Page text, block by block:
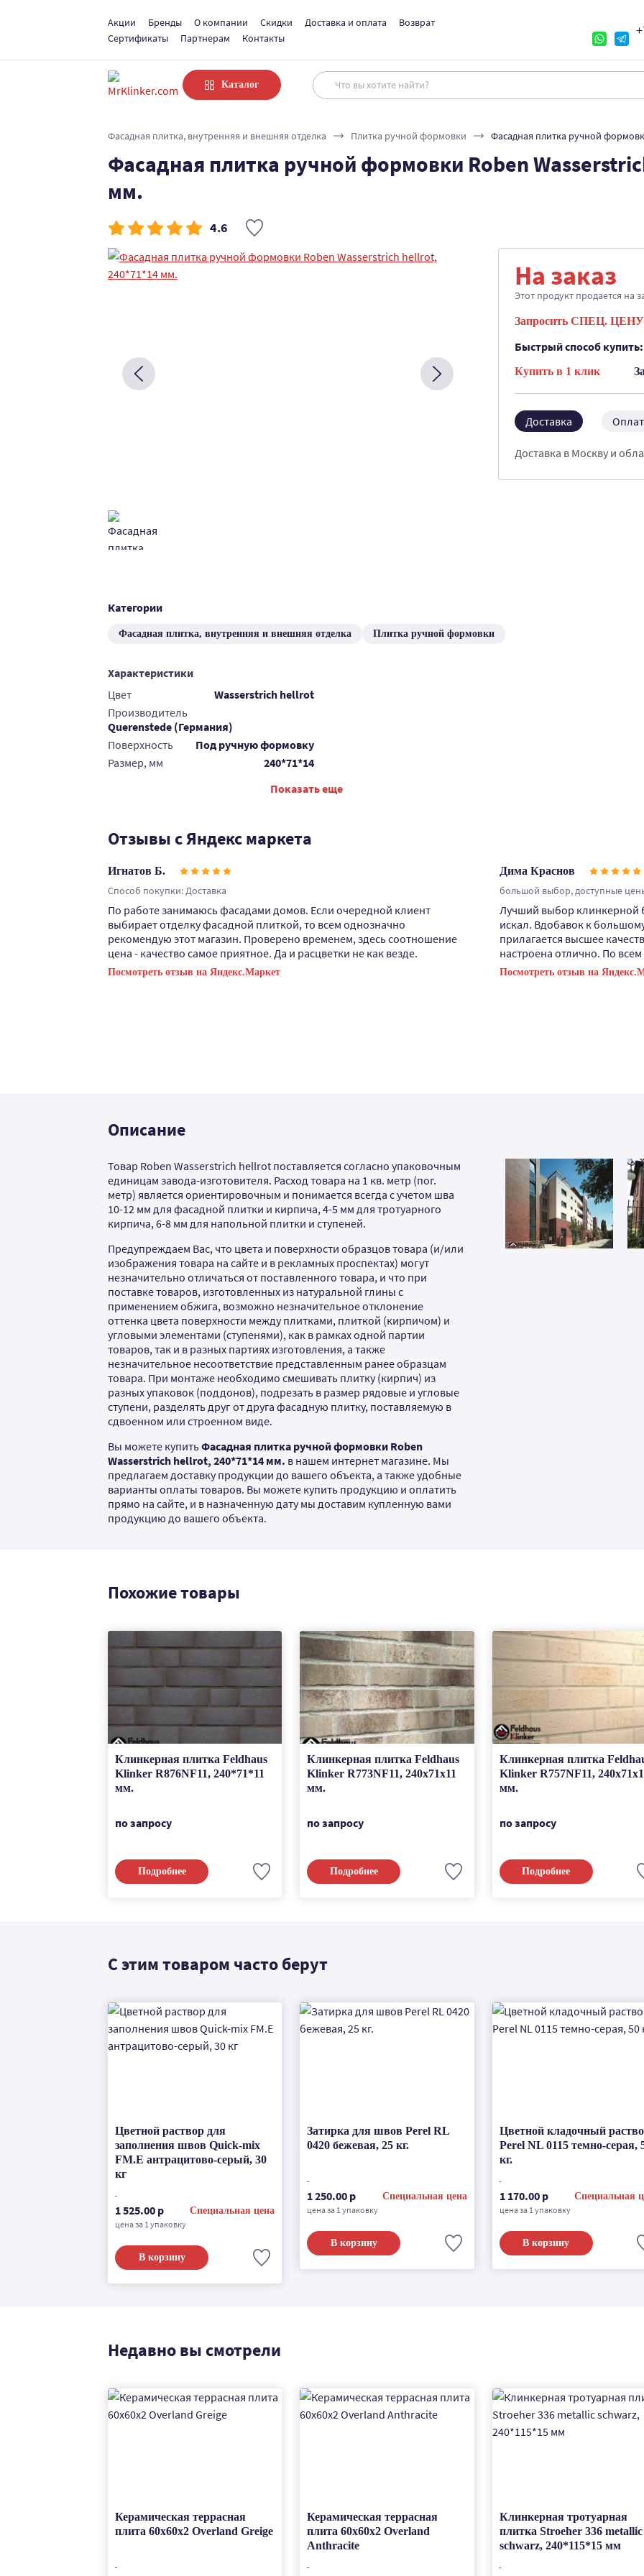
Акции Бренды О компании Скидки Доставка и оплата
Возврат
Сертификаты
Партнерам Контакты
Каталог
Фасадная плитка, внутренняя и внешняя отделка Плитка ручной формовки Фасадная плитка ручной
Фасадная плитка ручной формовки Roben
мм.
4.6
Категории
Фасадная плитка, внутренняя и внешняя отделка Плитка ручной формовки
Характеристики
Цвет
Wasserstrich hellrot
Производитель
Querenstede (Германия)
Поверхность
Под ручную формовку
Размер, мм
240*71*14
Показать еще
На заказ
Этот продукт продается на
Запросить СПЕЦ. ЦЕНУ
Быстрый способ купить:
Купить в 1 клик
Доставка
Доставка в Москву и
Отзывы с Яндекс маркета
Игнатов Б.
Способ покупки: Доставка
По работе занимаюсь фасадами домов. Если очередной клиент
выбирает отделку фасадной плиткой, то всем однозначно
рекомендую этот магазин. Проверено временем, здесь соотношение
цена - качество самое приятное. Да и расцветки не как везде.
Посмотреть отзыв на Яндекс.Маркет
Дима Краснов
большой выбор, доступные
Лучший выбор клинкерной
искал. Вдобавок к
прилагается высшее
настроена отлично. По
Посмотреть отзыв на
Описание
Товар Roben Wasserstrich hellrot поставляется согласно упаковочным
единицам завода-изготовителя. Расход товара на 1 кв. метр (пог.
метр) является ориентировочным и понимается всегда с учетом шва
10-12 мм для фасадной плитки и кирпича, 4-5 мм для тротуарного
кирпича, 6-8 мм для напольной плитки и ступеней.
Предупреждаем Вас, что цвета и поверхности образцов товара (и/или
изображения товара на сайте и в рекламных проспектах) могут
незначительно отличаться от поставленного товара, и что при
поставке товаров, изготовленных из натуральной глины с
применением обжига, возможно незначительное отклонение
оттенка цвета поверхности между плитками, плиткой (кирпичом) и
угловыми элементами (ступенями), как в рамках одной партии
товаров, так и в разных партиях изготовления, а также
незначительное несоответствие представленным ранее образцам
товара. При монтаже необходимо смешивать плитку (кирпич) из
разных упаковок (поддонов), подрезать в размер рядовые и угловые
ступени, разделять друг от друга фасадную плитку, поставляемую в
сдвоенном или строенном виде.
Вы можете купитьФасадная плитка ручной формовки Roben
Wasserstrich hellrot, 240*71*14 мм. в нашем интернет магазине. Мы
предлагаем доставку продукции до вашего объекта, а также удобные
варианты оплаты товаров. Вы можете купить продукцию и оплатить
прямо на сайте, и в назначенную дату мы доставим купленную вами
продукцию до вашего объекта.
Похожие товары
Клинкерная плитка Feldhaus
Klinker R876NF11, 240*71*11
мм.
по запросу
Подробнее
Клинкерная плитка Feldhaus
Klinker R773NF11, 240x71x11
мм.
по запросу
Подробнее
Клинкерная плитка
Klinker R757NF11,
мм.
по запросу
Подробнее
С этим товаром часто берут
Цветной раствор для
заполнения швов Quick-mix
FM.E антрацитово-серый, 30
кг
1 525.00 р
Специальная цена
цена за 1 упаковку
В корзину
Затирка для швов Perel RL
0420 бежевая, 25 кг.
1 250.00 р
Специальная цена
цена за 1 упаковку
В корзину
Цветной кладочный
Perel NL 0115 темно-серая,
кг.
1 170.00 р
Специальная
цена за 1 упаковку
В корзину
Недавно вы смотрели
Керамическая террасная
плита 60x60x2 Overland Greige
Керамическая террасная
плита 60x60x2 Overland
Anthracite
Клинкерная тротуарная
плитка Stroeher 336 metallic
schwarz, 240*115*15 мм